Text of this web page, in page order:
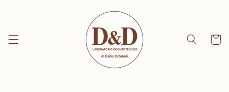
Carrello